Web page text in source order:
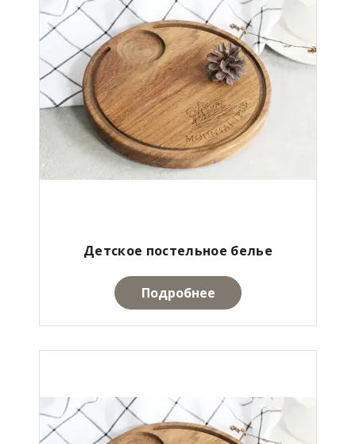
Детское постельное белье
Подробнее